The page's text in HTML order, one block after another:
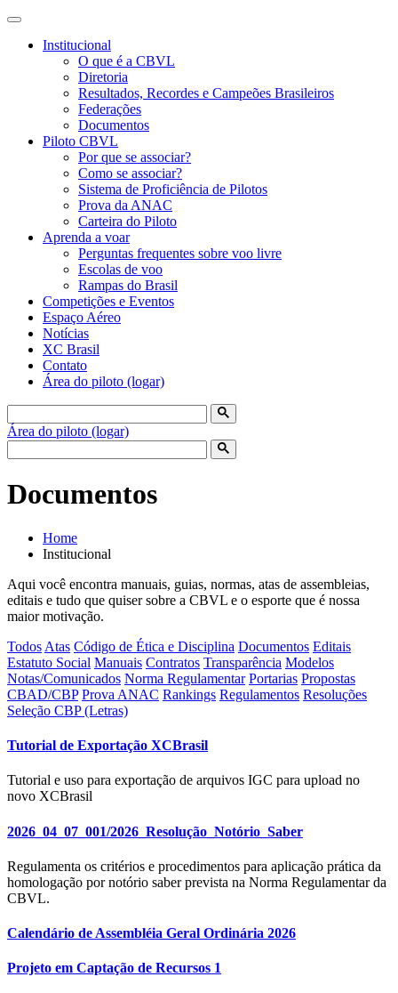
Institucional
O que é a CBVL
Diretoria
Resultados, Recordes e Campeões Brasileiros
Federações
Documentos
Piloto CBVL
Por que se associar?
Como se associar?
Sistema de Proficiência de Pilotos
Prova da ANAC
Carteira do Piloto
Aprenda a voar
Perguntas frequentes sobre voo livre
Escolas de voo
Rampas do Brasil
Competições e Eventos
Espaço Aéreo
Notícias
XC Brasil
Contato
Área do piloto (logar)
Área do piloto (logar)
Documentos
Home
Institucional
Aqui você encontra manuais, guias, normas, atas de assembleias,
editais e tudo que quiser sobre a CBVL e o esporte que é nossa
maior motivação.
Todos Atas Código de Ética e Disciplina Documentos Editais
Estatuto Social Manuais Contratos Transparência Modelos
Notas/Comunicados Norma Regulamentar Portarias Propostas
CBAD/CBP Prova ANAC Rankings Regulamentos Resoluções
Seleção CBP (Letras)
Tutorial de Exportação XCBrasil
Tutorial e uso para exportação de arquivos IGC para upload no
novo XCBrasil
2026_04_07_001/2026_Resolução_Notório_Saber
Regulamenta os critérios e procedimentos para aplicação prática da
homologação por notório saber prevista na Norma Regulamentar da
CBVL.
Calendário de Assembléia Geral Ordinária 2026
Projeto em Captação de Recursos 1